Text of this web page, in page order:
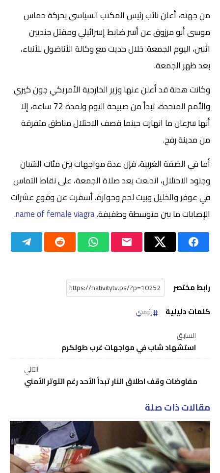
من جهته، أعلن نائب رئيس المكتب السياسي بحركة حماس
موسى أبو مرزوق عن أسر ضابط إسرائيلي ومقتل جنديين
اثنين، اليوم الجمعة. خلال حديث مع وكالة الأناضول للأنباء،
بعد ظهر الجمعة.
وكانت هدنة قد أعلن عنها وزير الخارجية الأمريكي جون كيري
والأمم المتحدة، تبدأ من صبيحة اليوم ولمدة 72 ساعة، إلا
أنها سرعان ما انهارت حينما قصف الاحتلال مناطق متفرقة
من مدينة رفح.
أما في الضفة الغربية، فإن عدة مواجهات بين مئات الشبان
وجنود الاحتلال، اندلعت بعد صلاة الجمعة، على نقاط التماس
في عوفر والخليل وبيت لحم وحوارة، أسفرت عن وقوع عشرات
الإصابات ما بين متوسطة وطفيفة.name of female viagra
.
رابط مختصر
كلمات دليلية
رئيسي
السابق
استشهاد شاب في مواجهات غرب طولكرم
التالي
مفاوضات وقف اطلاق النار تبدأ الأحد رغم التوتر الأمني
مقالات ذات صلة